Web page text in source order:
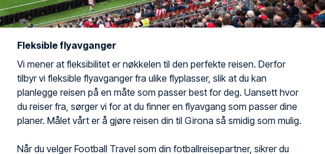
Fleksible flyavganger
Vi mener at fleksibilitet er nøkkelen til den perfekte reisen. Derfor
tilbyr vi fleksible flyavganger fra ulike flyplasser, slik at du kan
planlegge reisen på en måte som passer best for deg. Uansett hvor
du reiser fra, sørger vi for at du finner en flyavgang som passer dine
planer. Målet vårt er å gjøre reisen din til Girona så smidig som mulig.
Når du velger Football Travel som din fotballreisepartner, sikrer du